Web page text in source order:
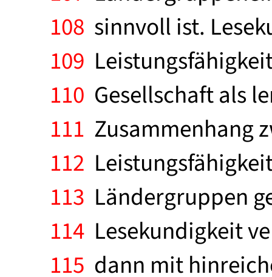
108 sinnvoll ist.
109
110 Gesellschaft als
111 Zusammenhang
112
113 Ländergruppen
114 Lesekundigkeit
115 dann mit